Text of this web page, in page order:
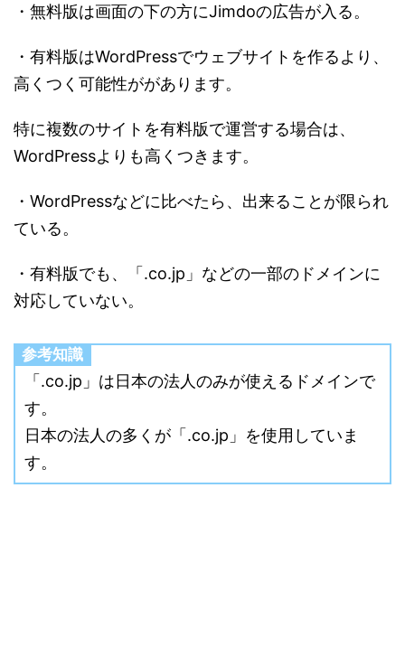
・無料版は画面の下の方にJimdoの広告が入る。
・有料版はWordPressでウェブサイトを作るより、
高くつく可能性ががあります。
特に複数のサイトを有料版で運営する場合は、
WordPressよりも高くつきます。
・WordPressなどに比べたら、出来ることが限られ
ている。
・有料版でも、「.co.jp」などの一部のドメインに
対応していない。
参考知識
「.co.jp」は日本の法人のみが使えるドメインで
す。
日本の法人の多くが「.co.jp」を使用していま
す。